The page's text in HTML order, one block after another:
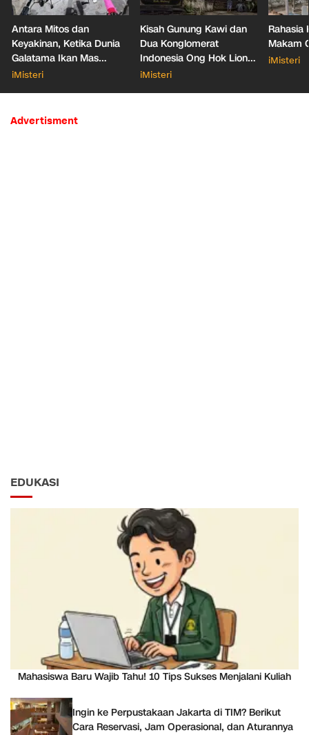
Antara Mitos dan
Keyakinan, Ketika Dunia
Galatama Ikan Mas
Bersentuhan dengan Hal
iMisteri
Kisah Gunung Kawi dan
Dua Konglomerat
Indonesia Ong Hok Liong
hingga Liem Sioe Liong
iMisteri
Rahasia
Makam
iMisteri
Advertisment
EDUKASI
Mahasiswa Baru Wajib Tahu! 10 Tips Sukses Menjalani Kuliah
Ingin ke Perpustakaan Jakarta di TIM? Berikut
Cara Reservasi, Jam Operasional, dan Aturannya